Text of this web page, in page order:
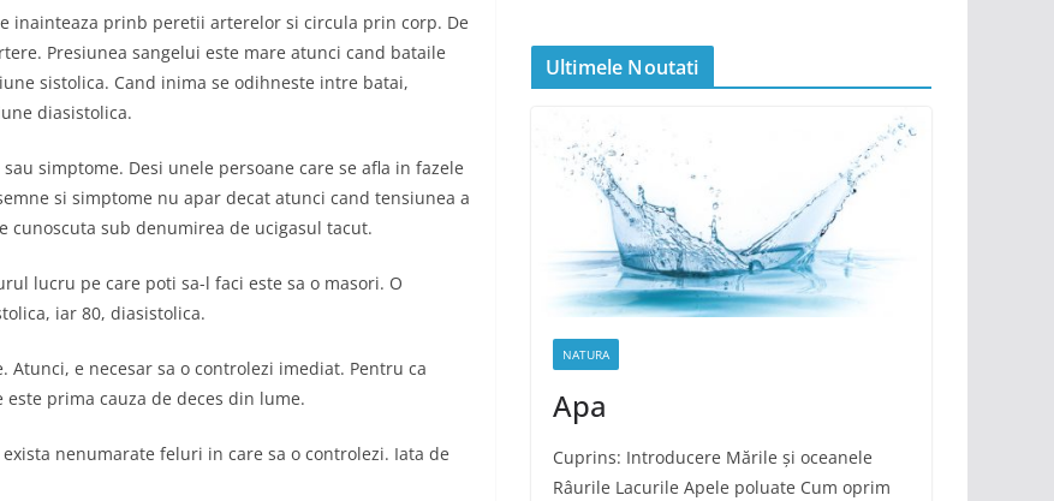
inainteaza prinb peretii arterelor si circula prin corp. De
Presiunea sangelui este mare atunci cand bataile
sistolica. Cand inima se odihneste intre batai,
diasistolica.
simptome. Desi unele persoane care se afla in fazele
si simptome nu apar decat atunci cand tensiunea a
cunoscuta sub denumirea de ucigasul tacut.
lucru pe care poti sa-l faci este sa o masori. O
iar 80, diasistolica.
Atunci, e necesar sa o controlezi imediat. Pentru ca
prima cauza de deces din lume.
nenumarate feluri in care sa o controlezi. Iata de
Ultimele Noutati
NATURA
Apa
Cuprins: Introducere Mările și oceanele
Râurile Lacurile Apele poluate Cum oprim